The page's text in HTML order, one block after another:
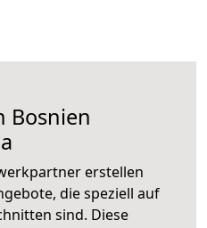
Bosnien
erstellen
die speziell auf
sind. Diese